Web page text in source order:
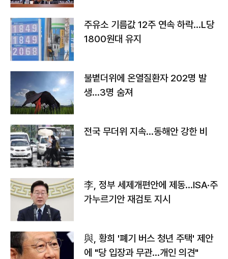
주유소 기름값 12주 연속 하락…L당
1800원대 유지
불볕더위에 온열질환자 202명 발
생…3명 숨져
전국 무더위 지속…동해안 강한 비
李, 정부 세제개편안에 제동…ISA·주
가누르기안 재검토 지시
與, 황희 '폐기 버스 청년 주택' 제안
에 "당 입장과 무관…개인 의견"